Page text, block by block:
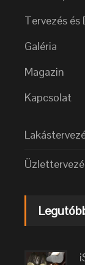
Tervezés és
Galéria
Magazin
Kapcsolat